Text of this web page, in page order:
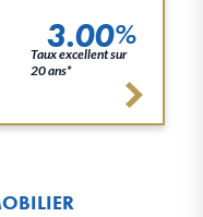
3.00%
Taux excellent sur
20 ans*